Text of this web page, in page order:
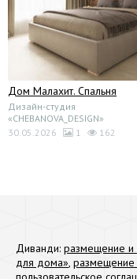
Дом Малахит. Спальня
Дизайн-студия
«CHEBANOVA_DESIGN»
30.05.2026
1 162
Диванди: размещение и
для дома», размещение